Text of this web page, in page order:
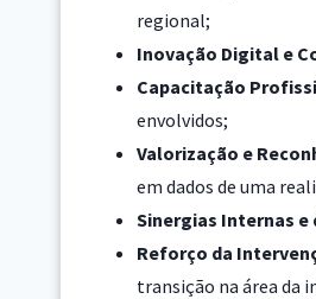
regional;
Inovação Digital e
Capacitação
envolvidos;
Valorização e
em dados de uma
Sinergias Internas e
Reforço da
transição na área da